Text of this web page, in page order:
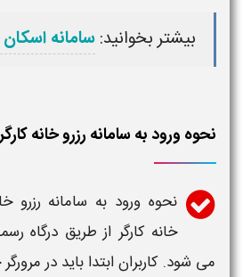
بیشتر بخوانید:سامانه
نحوه ورود به سامانه رزرو خانه کارگر
نحوه ورود به سامانه رزرو
خانه کارگر از طریق درگاه
می شود. کاربران ابتدا باید در